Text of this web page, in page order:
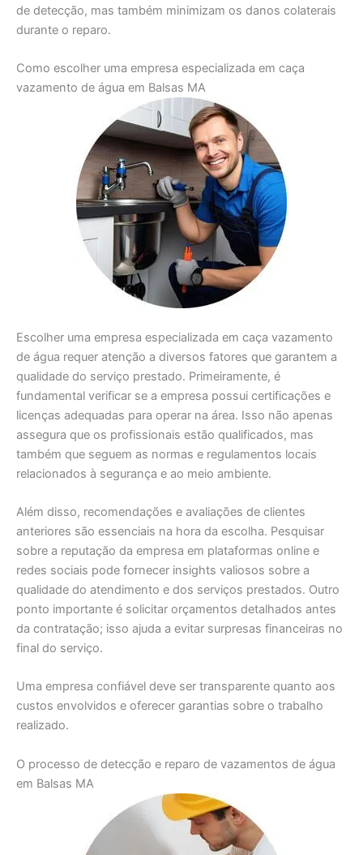
de detecção, mas também minimizam os danos colaterais
durante o reparo.
Como escolher uma empresa especializada em caça
vazamento de água em Balsas MA
Escolher uma empresa especializada em caça vazamento
de água requer atenção a diversos fatores que garantem a
qualidade do serviço prestado. Primeiramente, é
fundamental verificar se a empresa possui certificações e
licenças adequadas para operar na área. Isso não apenas
assegura que os profissionais estão qualificados, mas
também que seguem as normas e regulamentos locais
relacionados à segurança e ao meio ambiente.
Além disso, recomendações e avaliações de clientes
anteriores são essenciais na hora da escolha. Pesquisar
sobre a reputação da empresa em plataformas online e
redes sociais pode fornecer insights valiosos sobre a
qualidade do atendimento e dos serviços prestados. Outro
ponto importante é solicitar orçamentos detalhados antes
da contratação; isso ajuda a evitar surpresas financeiras no
final do serviço.
Uma empresa confiável deve ser transparente quanto aos
custos envolvidos e oferecer garantias sobre o trabalho
realizado.
O processo de detecção e reparo de vazamentos de água
em Balsas MA